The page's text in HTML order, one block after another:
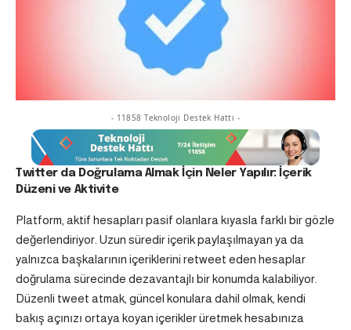
- 11858 Teknoloji Destek Hattı -
Twitter da Doğrulama Almak İçin Neler Yapılır: İçerik
Düzeni ve Aktivite
Platform, aktif hesapları pasif olanlara kıyasla farklı bir gözle
değerlendiriyor. Uzun süredir içerik paylaşılmayan ya da
yalnızca başkalarının içeriklerini retweet eden hesaplar
doğrulama sürecinde dezavantajlı bir konumda kalabiliyor.
Düzenli tweet atmak, güncel konulara dahil olmak, kendi
bakış açınızı ortaya koyan içerikler üretmek hesabınıza